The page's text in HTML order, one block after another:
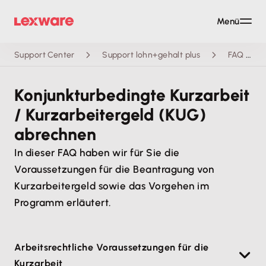
Support Center Support lohn+gehalt plus FAQ
Konjunkturbedingte Kurzarbeit
/ Kurzarbeitergeld (KUG)
abrechnen
In dieser FAQ haben wir für Sie die
Voraussetzungen für die Beantragung von
Kurzarbeitergeld sowie das Vorgehen im
Programm erläutert.
Arbeitsrechtliche Voraussetzungen für die
Kurzarbeit
Menü